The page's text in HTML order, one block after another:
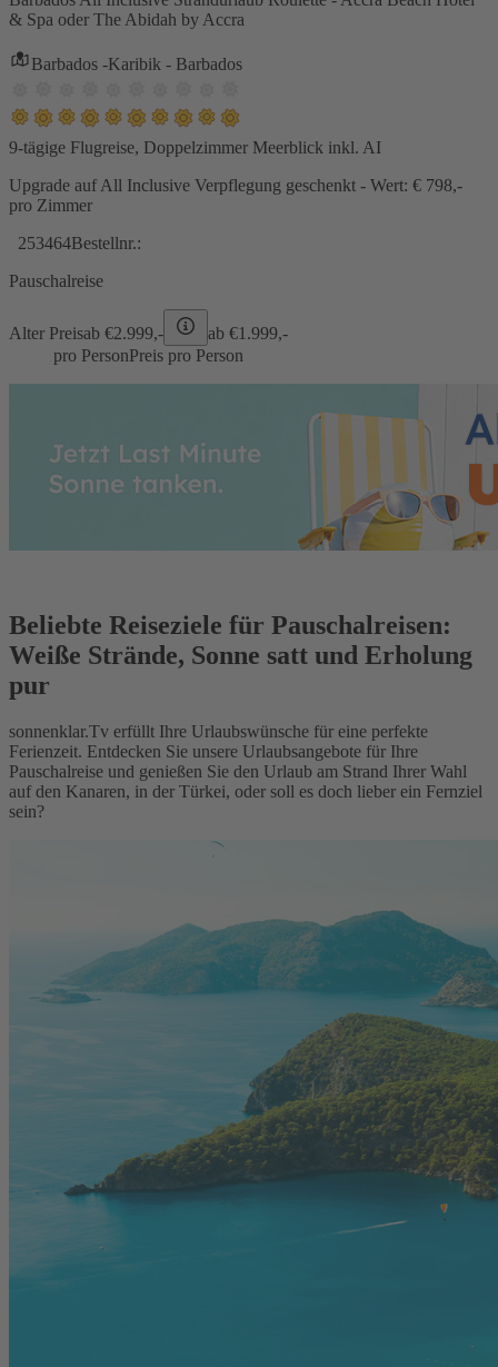
& Spa oder The Abidah by Accra
Barbados -Karibik - Barbados
9-tägige Flugreise, Doppelzimmer Meerblick inkl. AI
Upgrade auf All Inclusive Verpflegung geschenkt - Wert: € 798,-
pro Zimmer
253464Bestellnr.:
Pauschalreise
Alter Preisab €2.999,- ab €1.999,-
pro PersonPreis pro Person
Beliebte Reiseziele für Pauschalreisen:
Weiße Strände, Sonne satt und Erholung
pur
sonnenklar.Tv erfüllt Ihre Urlaubswünsche für eine perfekte
Ferienzeit. Entdecken Sie unsere Urlaubsangebote für Ihre
Pauschalreise und genießen Sie den Urlaub am Strand Ihrer Wahl
auf den Kanaren, in der Türkei, oder soll es doch lieber ein Fernziel
sein?